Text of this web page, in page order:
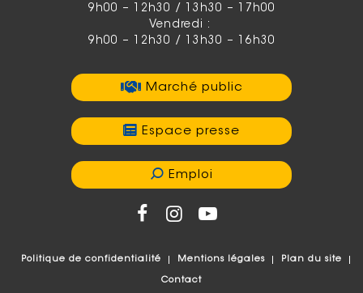
9h00 – 12h30 / 13h30 – 17h00
Vendredi :
9h00 – 12h30 / 13h30 – 16h30
Marché public
Espace presse
Emploi
Politique de confidentialité Mentions légales Plan du site
Contact